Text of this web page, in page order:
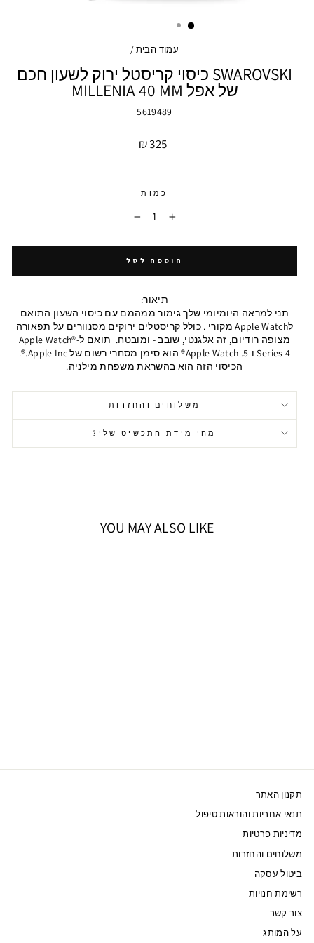
עמוד הבית /
SWAROVSKI כיסוי קריסטל ירוק לשעון חכם
של אפל MILLENIA 40 MM
5619489
מחיר
325 ₪
כמות
+
הוספה לסל
תיאור:
תני למראה היומיומי שלך גימור ממהמם עם כיסוי השעון התואם
לApple Watch מקורי . כולל קריסטלים ירוקים מסנוורים על תפאורה
מצופה רודיום, זה אלגנטי, שובב - ומובטח. תואם ל-Apple Watch®
Series 4 ו-5. Apple Watch® הוא סימן מסחרי רשום של Apple Inc.®.
הכיסוי הזה הוא בהשראת משפחת מילניה.
משלוחים והחזרות
מהי מידת התכשיט שלי?
YOU MAY ALSO LIKE
תקנון האתר
תנאי אחריות והוראות טיפול
מדיניות פרטיות
משלוחים והחזרות
ביטול עסקה
רשימת חנויות
צור קשר
על המותג